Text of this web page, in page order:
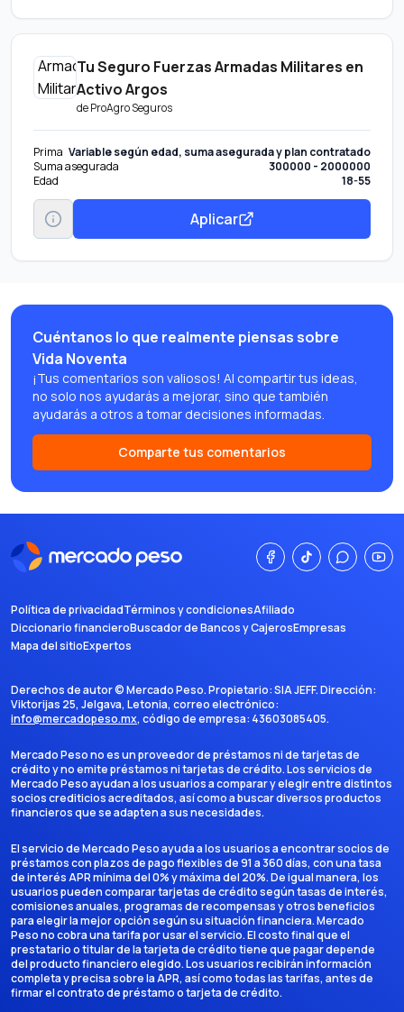
Tu Seguro Fuerzas Armadas Militares en
Activo Argos
deProAgro Seguros
Prima Variable según edad, suma asegurada y plan contratado
Suma asegurada
300000 - 2000000
Edad
18-55
Aplicar
Cuéntanos lo que realmente piensas sobre
Vida Noventa
¡Tus comentarios son valiosos! Al compartir tus ideas,
no solo nos ayudarás a mejorar, sino que también
ayudarás a otros a tomar decisiones informadas.
Comparte tus comentarios
Política de privacidadTérminos y condicionesAfiliado
Diccionario financieroBuscador de Bancos y CajerosEmpresas
Mapa del sitioExpertos
Derechos de autor ©Mercado Peso. Propietario:SIA JEFF. Dirección:
Viktorijas 25, Jelgava, Letonia, correo electrónico:
info@mercadopeso.mx, código de empresa: 43603085405.
Mercado Peso no es un proveedor de préstamos ni de tarjetas de
crédito y no emite préstamos ni tarjetas de crédito. Los servicios de
Mercado Peso ayudan a los usuarios a comparar y elegir entre distintos
socios crediticios acreditados, así como a buscar diversos productos
financieros que se adapten a sus necesidades.
El servicio de Mercado Peso ayuda a los usuarios a encontrar socios de
préstamos con plazos de pago flexibles de 91 a 360 días, con una tasa
de interés APR mínima del 0% y máxima del 20%. De igual manera, los
usuarios pueden comparar tarjetas de crédito según tasas de interés,
comisiones anuales, programas de recompensas y otros beneficios
para elegir la mejor opción según su situación financiera. Mercado
Peso no cobra una tarifa por usar el servicio. El costo final que el
prestatario o titular de la tarjeta de crédito tiene que pagar depende
del producto financiero elegido. Los usuarios recibirán información
completa y precisa sobre la APR, así como todas las tarifas, antes de
firmar el contrato de préstamo o tarjeta de crédito.